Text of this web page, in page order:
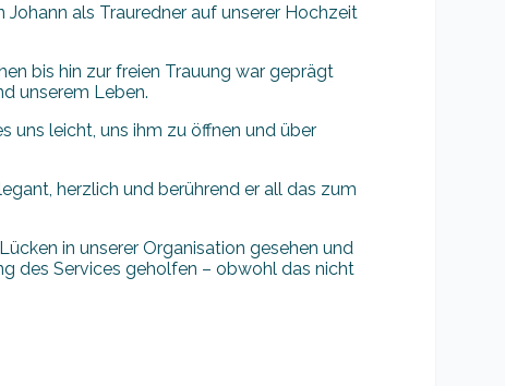
als Trauredner auf unserer Hochzeit
bis hin zur freien Trauung war geprägt
unserem Leben.
uns leicht, uns ihm zu öffnen und über
herzlich und berührend er all das zum
in unserer Organisation gesehen und
des Services geholfen – obwohl das nicht